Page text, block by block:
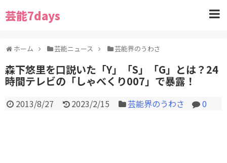
芸能7days
ホーム 芸能ニュース 芸能界のうわさ
森下悠里を口説いた「Y」「S」「G」とは？24
時間テレビの「しゃべくり007」で暴露！
2013/8/27 2023/2/15 芸能界のうわさ 0